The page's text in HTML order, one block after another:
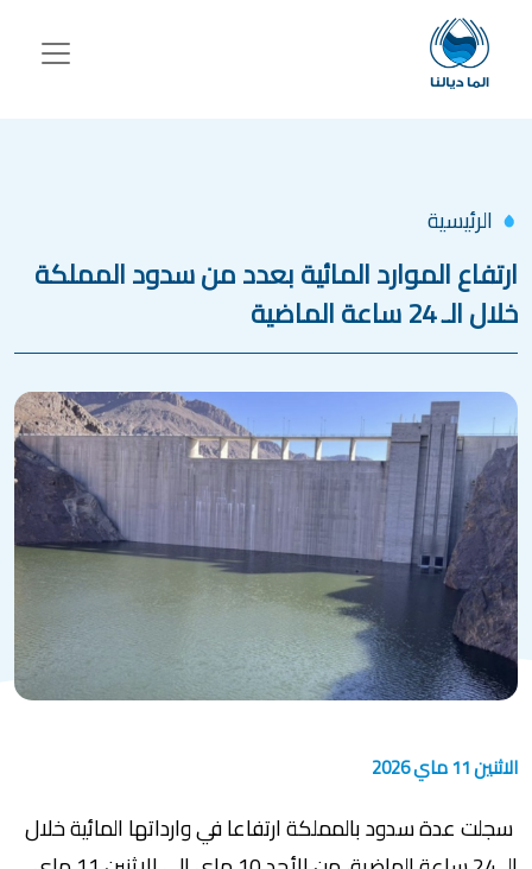
تجاوز إلى المحتوى الرئيسي
الرئيسية
ارتفاع الموارد المائية بعدد من سدود المملكة
خلال الـ 24 ساعة الماضية
الاثنين 11 ماي 2026
سجلت عدة سدود بالمملكة ارتفاعا في وارداتها المائية خلال